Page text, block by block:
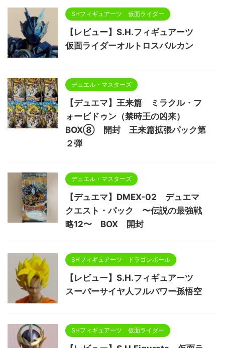
SHフィギュアーツ 仮面ライダー
【レビュー】S.H.フィギュアーツ
仮面ライダーオルトロスバルカン
デュエル・マスターズ
【デュエマ】王来篇 ミラクル・フ
ォービドゥン（禁時王の凶来）
BOX⑧ 開封 王来篇拡張パック第
２弾
デュエル・マスターズ
【デュエマ】DMEX-02 デュエマ
クエスト・パック 〜伝説の最強戦
略12〜 BOX 開封
SHフィギュアーツ ドラゴンボール
【レビュー】S.H.フィギュアーツ
スーパーサイヤ人フルパワー孫悟空
SHフィギュアーツ 仮面ライダー